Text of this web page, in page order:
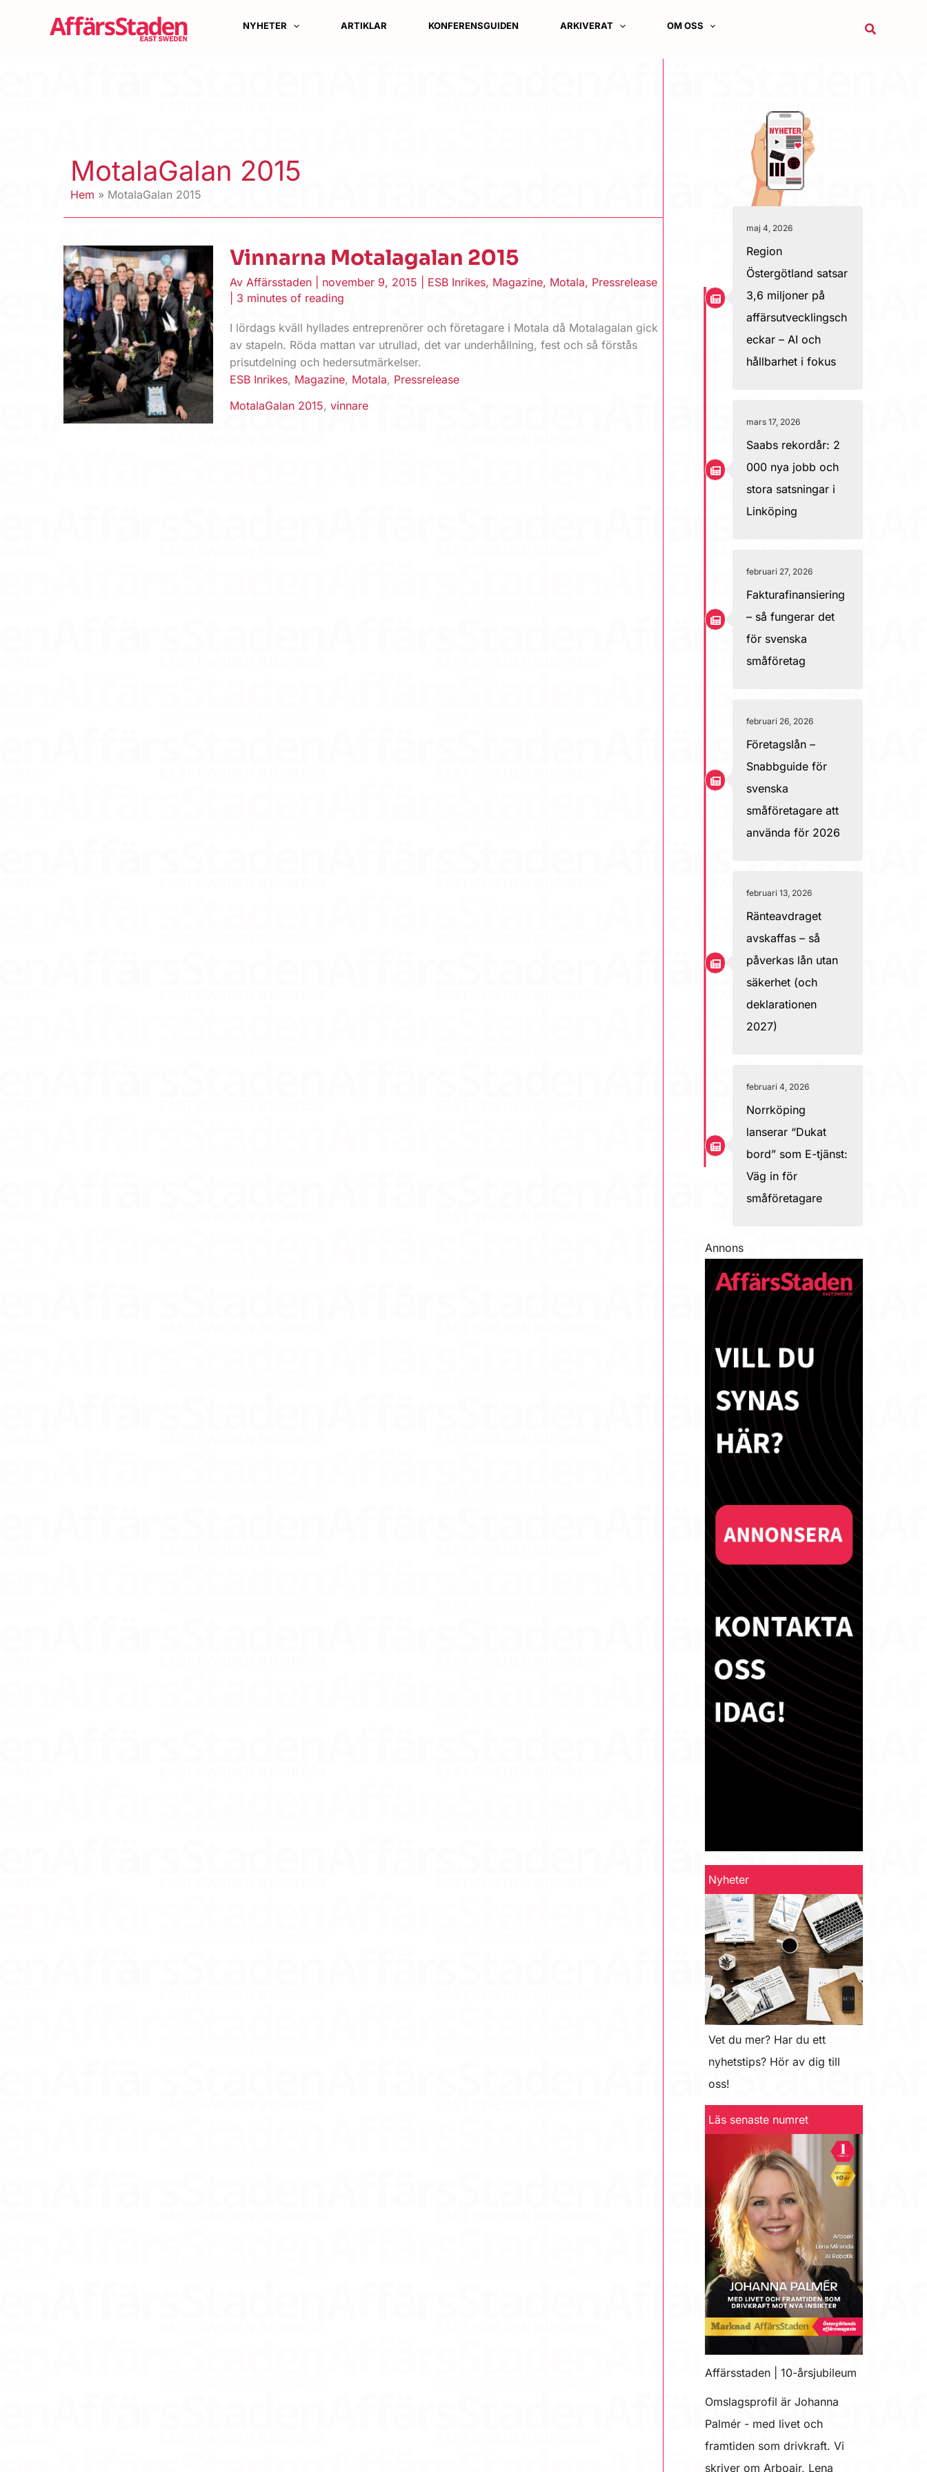
NYHETER ARTIKLAR KONFERENSGUIDEN ARKIVERAT OM OSS Sök
MotalaGalan 2015
Hem MotalaGalan 2015
Vinnarna Motalagalan 2015
AvAffärsstaden november 9, 2015 ESB Inrikes, Magazine, Motala, Pressrelease
3 minutes of reading
I lördags kväll hyllades entreprenörer och företagare i Motala då Motalagalan gick
av stapeln. Röda mattan var utrullad, det var underhållning, fest och så förstås
prisutdelning och hedersutmärkelser.
ESB Inrikes, Magazine, Motala, Pressrelease
MotalaGalan 2015,vinnare
maj 4, 2026
Region
Östergötland satsar
3,6 miljoner på
affärsutvecklingsch
eckar – AI och
hållbarhet i fokus
mars 17, 2026
Saabs rekordår: 2
000 nya jobb och
stora satsningar i
Linköping
februari 27, 2026
Fakturafinansiering
– så fungerar det
för svenska
småföretag
februari 26, 2026
Företagslån –
Snabbguide för
svenska
småföretagare att
använda för 2026
februari 13, 2026
Ränteavdraget
avskaffas – så
påverkas lån utan
säkerhet (och
deklarationen
2027)
februari 4, 2026
Norrköping
lanserar “Dukat
bord” som E-tjänst:
Väg in för
småföretagare
Annons
Nyheter
Vet du mer? Har du ett
nyhetstips? Hör av dig till
oss!
Läs senaste numret
Affärsstaden | 10-årsjubileum
Omslagsprofil är Johanna
Palmér - med livet och
framtiden som drivkraft. Vi
skriver om Arboair, Lena